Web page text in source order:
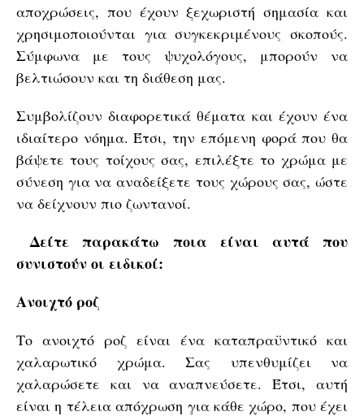
αποχρώσεις, που έχουν ξεχωριστή σημασία και
χρησιμοποιούνται για συγκεκριμένους σκοπούς.
Σύμφωνα με τους ψυχολόγους, μπορούν να
βελτιώσουν και τη διάθεση μας.
Συμβολίζουν διαφορετικά θέματα και έχουν ένα
ιδιαίτερο νόημα. Έτσι, την επόμενη φορά που θα
βάψετε τους τοίχους σας, επιλέξτε το χρώμα με
σύνεση για να αναδείξετε τους χώρους σας, ώστε
να δείχνουν πιο ζωντανοί.
Δείτε παρακάτω ποια είναι αυτά που
συνιστούν οι ειδικοί:
Ανοιχτό ροζ
Το ανοιχτό ροζ είναι ένα καταπραϋντικό και
χαλαρωτικό χρώμα. Σας υπενθυμίζει να
χαλαρώσετε και να αναπνεύσετε. Έτσι, αυτή
είναι η τέλεια απόχρωση για κάθε χώρο, που έχει